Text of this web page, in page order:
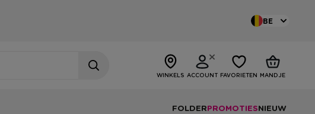
BE
WINKELS ACCOUNT FAVORIETEN MANDJE
FOLDERPROMOTIESNIEUW